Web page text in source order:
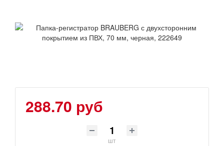
288.70 руб
шт